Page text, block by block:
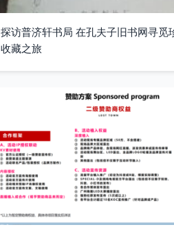
探访普济轩书局 在孔夫子旧书网寻觅
收藏之旅